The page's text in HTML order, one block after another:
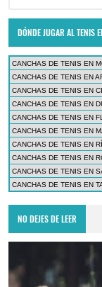
DÓNDE JUGAR AL TENIS
CANCHAS DE TENIS EN
CANCHAS DE TENIS EN
CANCHAS DE TENIS EN
CANCHAS DE TENIS EN
CANCHAS DE TENIS EN
CANCHAS DE TENIS EN
CANCHAS DE TENIS EN
CANCHAS DE TENIS EN
CANCHAS DE TENIS EN
CANCHAS DE TENIS EN
NO DEJES DE LEER